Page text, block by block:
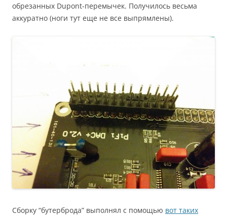
обрезанных Dupont-перемычек. Получилось весьма
аккуратно (ноги тут еще не все выпрямлены).
Сборку “бутерброда” выполнял с помощью вот таких